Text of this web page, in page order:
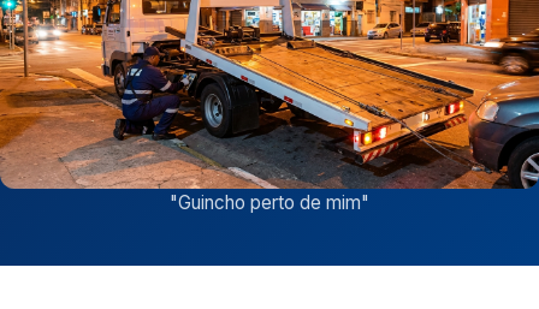
"Guincho perto de mim"